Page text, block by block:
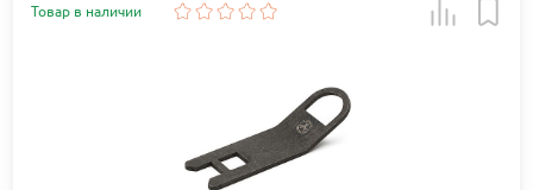
Товар в наличии